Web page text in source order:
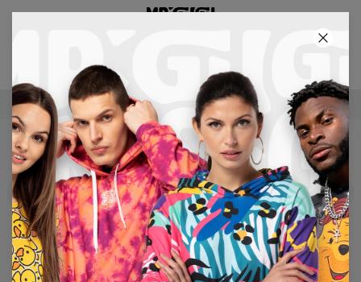
49
GRATIS VERZENDING VANAF €60
T-SHIRTS PSYCHODELIC
Filters Voorgesteld